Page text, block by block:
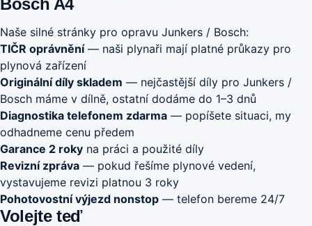
Bosch A4
Naše silné stránky pro opravu Junkers / Bosch:
TIČR oprávnění— naši plynaři mají platné průkazy pro
plynová zařízení
Originální díly skladem — nejčastější díly pro Junkers /
Bosch máme v dílně, ostatní dodáme do 1–3 dnů
Diagnostika telefonem zdarma — popíšete situaci, my
odhadneme cenu předem
Garance 2 roky na práci a použité díly
Revizní zpráva — pokud řešíme plynové vedení,
vystavujeme revizi platnou 3 roky
Pohotovostní výjezd nonstop — telefon bereme 24/7
Volejte teď